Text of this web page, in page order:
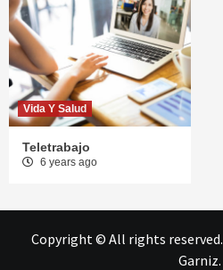
Vida Y Salud
Teletrabajo
6 years ago
Copyright © All rights reserved.
Garniz.